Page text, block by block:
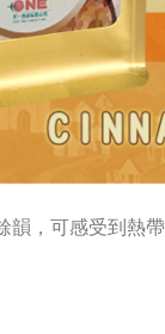
韻，可感受到熱帶